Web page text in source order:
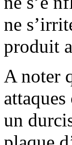
ne
produit
A noter
un